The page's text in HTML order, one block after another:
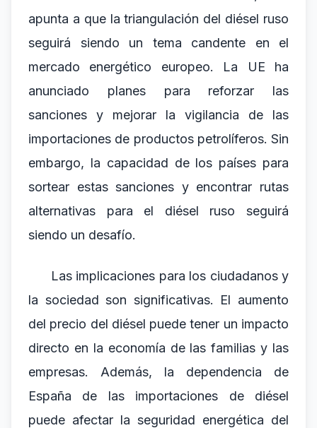
apunta a que la triangulación del diésel ruso
seguirá siendo un tema candente en el
mercado energético europeo. La UE ha
anunciado planes para reforzar las
sanciones y mejorar la vigilancia de las
importaciones de productos petrolíferos. Sin
embargo, la capacidad de los países para
sortear estas sanciones y encontrar rutas
alternativas para el diésel ruso seguirá
siendo un desafío.
Las implicaciones para los ciudadanos y
la sociedad son significativas. El aumento
del precio del diésel puede tener un impacto
directo en la economía de las familias y las
empresas. Además, la dependencia de
España de las importaciones de diésel
puede afectar la seguridad energética del